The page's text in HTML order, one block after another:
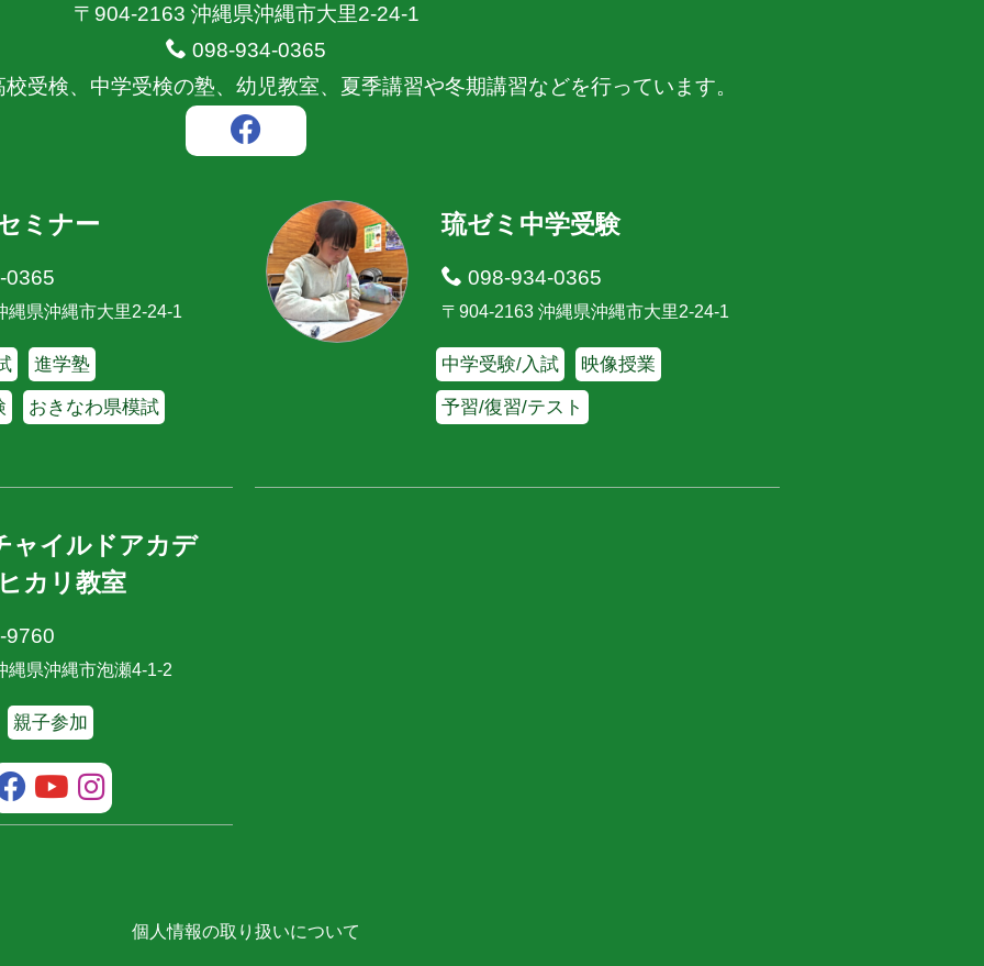
〒904-2163 沖縄県沖縄市大里2-24-1
098-934-0365
受検、中学受検の塾、幼児教室、夏季講習や冬期講習などを行っています。
ミナー
縄県沖縄市大里2-24-1
進学塾
おきなわ県模試
琉ゼミ中学受験
098-934-0365
〒904-2163 沖縄県沖縄市大里2-24-1
中学受験/入試 映像授業
予習/復習/テスト
ャイルドアカデ
カリ教室
縄県沖縄市泡瀬4-1-2
親子参加
個人情報の取り扱いについて